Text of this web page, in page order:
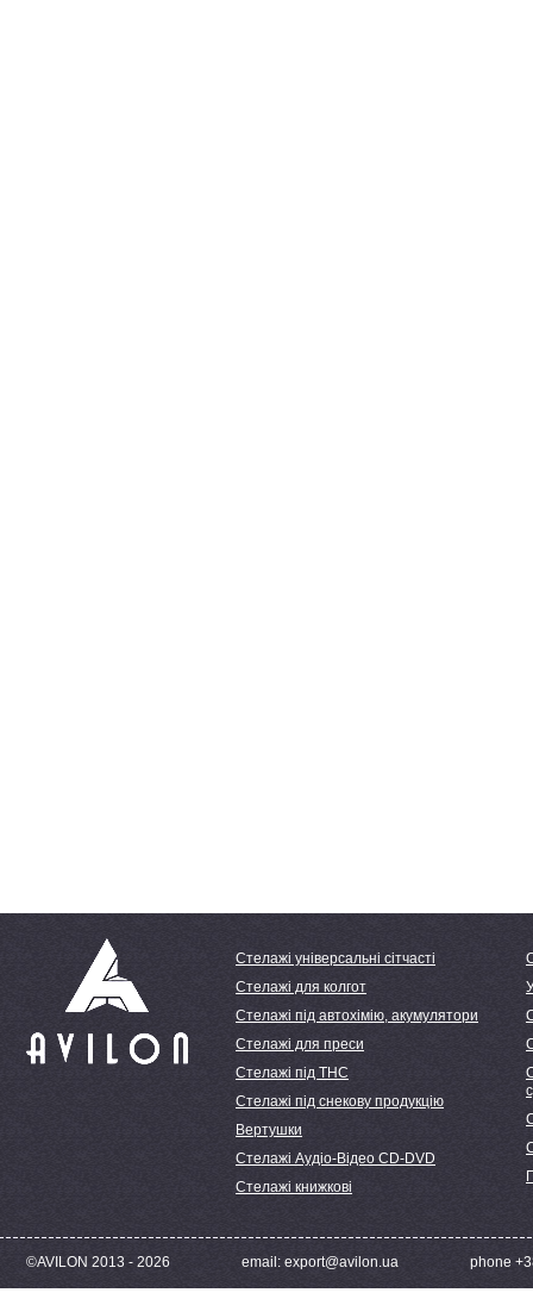
Стелажі універсальні сітчасті
Стелажі для колгот
Стелажі під автохімію, акумулятори
Стелажі для преси
Стелажі під ТНС
Стелажі під снекову продукцію
Вертушки
Стелажі Аудіо-Відео CD-DVD
Стелажі книжкові
©AVILON 2013 - 2026 email: export@avilon.ua phone